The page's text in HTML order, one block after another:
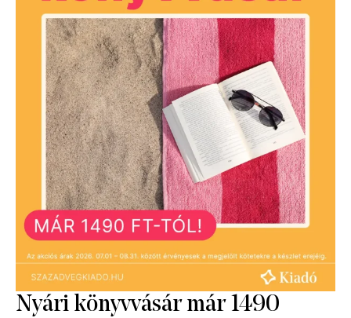
A szerző további kötetei
Nyári könyvvásár már 1490